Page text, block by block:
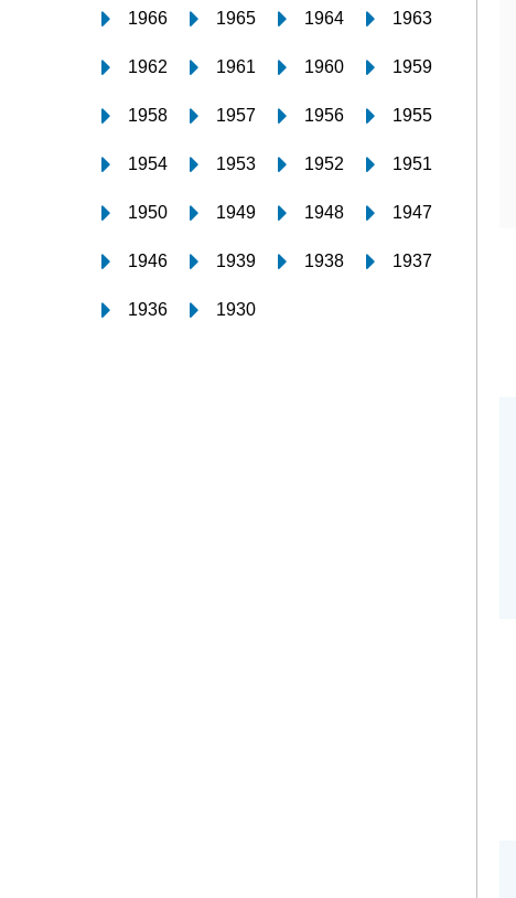
1966 1965 1964 1963
1962 1961 1960 1959
1958 1957 1956 1955
1954 1953 1952 1951
1950 1949 1948 1947
1946 1939 1938 1937
1936 1930